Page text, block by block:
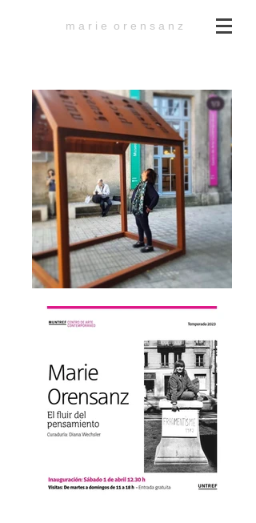
m a r i e o r e n s a n z